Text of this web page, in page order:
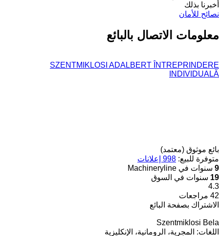
أخبرنا بذلك
نصائح للأمان
معلومات الاتصال بالبائع
SZENTMIKLOSI ADALBERT ÎNTREPRINDERE
INDIVIDUALĂ
بائع موثوق (معتمد)
متوفرة للبيع: 998 إعلانات
9 سنوات في Machineryline
19 سنوات في السوق
4.3
42 مراجعات
الاشتراك بصفحة البائع
Szentmiklosi Bela
اللغات: المجرية، الرومانية، الإنكليزية